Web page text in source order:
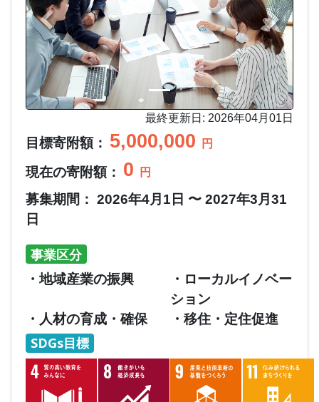
最終更新日: 2026年04月01日
目標寄附額： 5,000,000 円
現在の寄附額： 0 円
募集期間： 2026年4月1日 〜 2027年3月31
日
事業区分
・地域産業の振興
・ローカルイノベー
ション
・人材の育成・確保
・移住・定住促進
SDGs目標